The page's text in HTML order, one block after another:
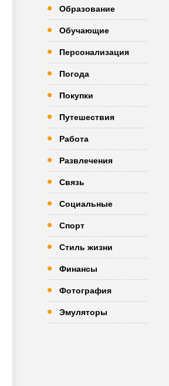
Образование
Обучающие
Персонализация
Погода
Покупки
Путешествия
Работа
Развлечения
Связь
Социальные
Спорт
Стиль жизни
Финансы
Фотография
Эмуляторы